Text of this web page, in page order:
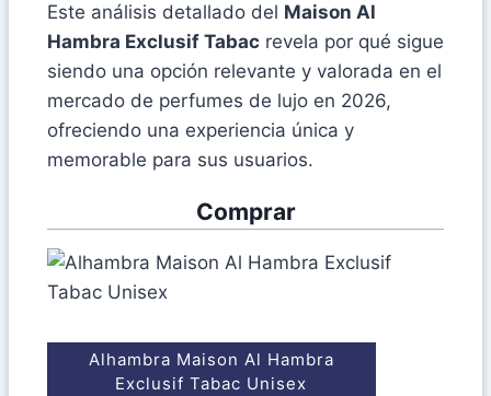
Este análisis detallado del Maison Al
Hambra Exclusif Tabac revela por qué sigue
siendo una opción relevante y valorada en el
mercado de perfumes de lujo en 2026,
ofreciendo una experiencia única y
memorable para sus usuarios.
Comprar
Alhambra Maison Al Hambra
Exclusif Tabac Unisex